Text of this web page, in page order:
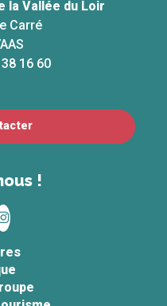
la Vallée du Loir
Carré
16 60
!